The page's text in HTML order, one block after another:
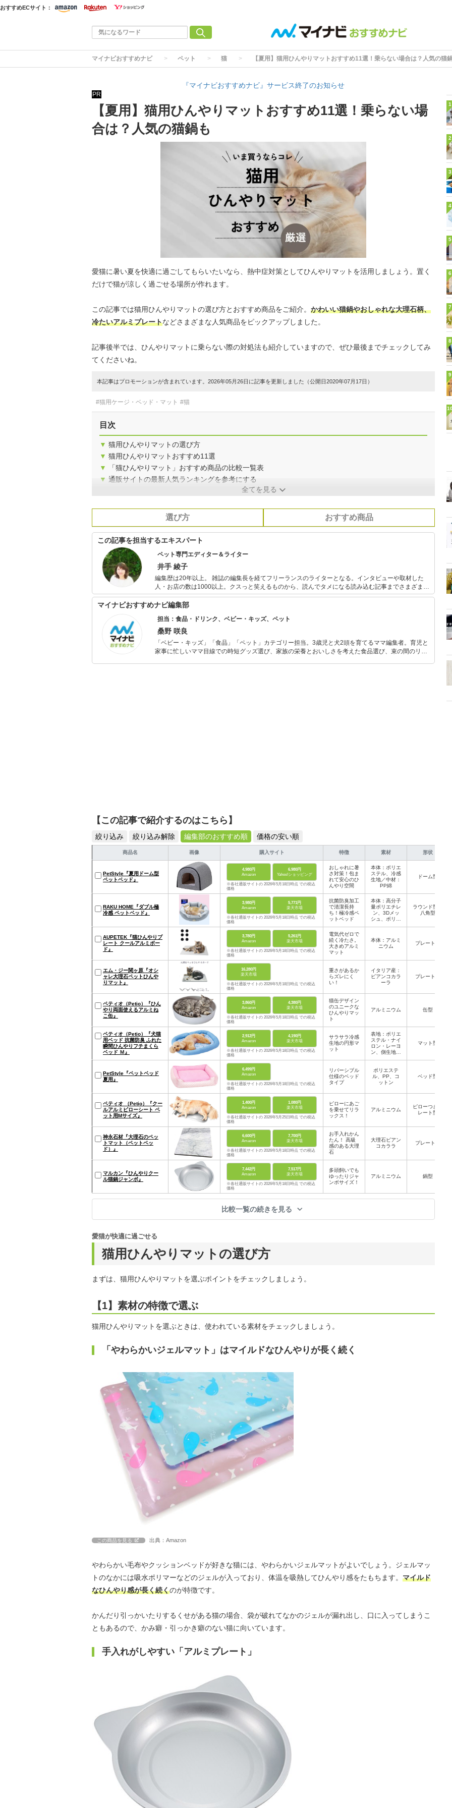
おすすめECサイト：
マイナビおすすめナビ ペット 猫 【夏用】猫用ひんやりマットおすすめ11選！乗らない場合は？人気の猫
『マイナビおすすめナビ』サービス終了のお知らせ
PR
【夏用】猫用ひんやりマットおすすめ11選！乗らない場
合は？人気の猫鍋も
愛猫に暑い夏を快適に過ごしてもらいたいなら、熱中症対策としてひんやりマットを活用しましょう。置く
だけで猫が涼しく過ごせる場所が作れます。
この記事では猫用ひんやりマットの選び方とおすすめ商品をご紹介。 かわいい猫鍋やおしゃれな大理石柄、
冷たいアルミプレートなどさまざまな人気商品をピックアップしました。
記事後半では、ひんやりマットに乗らない際の対処法も紹介していますので、ぜひ最後までチェックしてみ
てくださいね。
本記事はプロモーションが含まれています。2026年05月26日に記事を更新しました（公開日2020年07月17日）
#猫用ケージ・ベッド・マット #猫
目次
▼ 猫用ひんやりマットの選び方
▼ 猫用ひんやりマットおすすめ11選
▼
「猫ひんやりマット」おすすめ商品の比較一覧表
▼ 通販サイトの最新人気ランキングを参考にする
全てを見る
選び方 おすすめ商品
この記事を担当するエキスパート
ペット専門エディター＆ライター
井手 綾子
編集歴は20年以上。 雑誌の編集長を経てフリーランスのライターとなる。インタビューや取材した
人・お店の数は1000以上。クスっと笑えるものから、読んでタメになる読み込む記事までさまざまな
記事を執筆している。 中でも、医療ものや動物関係が得意。今までに買ったことのある動物は、犬、
猫、鳩、インコ、ジュウシマツ、キジ、リス、ウサギ、カメ、鶏、ウシガエル、金魚、カタツムリ、
マイナビおすすめナビ編集部
担当：食品・ドリンク、ベビー・キッズ、ペット
桑野 咲良
「ベビー・キッズ」「食品」「ペット」カテゴリー担当。3歳児と犬2頭を育てるママ編集者。育児と
家事に忙しいママ目線での時短グッズ選び、家族の栄養とおいしさを考えた食品選び、束の間のリラ
【この記事で紹介するのはこちら】
絞り込み 絞り込み解除 編集部のおすすめ順 価格の安い順
商品名 画像 購入サイト 特徴 素材 形状
PetStyle『夏用ドーム型
ペットベッド』
4,980円
Amazon
6,980円
Yahoo!ショッピング
※各社通販サイトの 2026年5月18日時点 での税込
価格
おしゃれに暑
さ対策！包ま
れて安心のひ
んやり空間
本体：ポリエ
ステル、冷感
生地／中材：
PP綿
ドーム型
RAKU HOME『ダブル極
冷感 ペットベッド』
3,980円
Amazon
5,771円
楽天市場
※各社通販サイトの 2026年5月18日時点 での税込
価格
抗菌防臭加工
で清潔長持
ち！極冷感ペ
ットベッド
本体：高分子
量ポリエチレ
ン、3Dメッ
シュ、ポリエ
JIN中わた
ラウンド型・
八角型
AUPETEK『猫ひんやりプ
レート クールアルミボー
ド』
3,780円
Amazon
5,261円
楽天市場
※各社通販サイトの 2026年5月18日時点 での税込
価格
電気代ゼロで
続く冷たさ。
大きめアルミ
マット
本体：アルミ
ニウム
プレート型
エム・ジー関ヶ原『オシ
ャレ大理石ペットひんや
りマット』
16,280円
楽天市場
※各社通販サイトの 2026年5月18日時点 での税込
価格
重さがあるか
らズレにく
い！
イタリア産：
ビアンコカラ
ーラ
プレート型
ペティオ（Petio）『ひん
やり両面使えるアルミね
こ缶』
3,860円
Amazon
4,380円
楽天市場
※各社通販サイトの 2026年5月18日時点 での税込
価格
猫缶デザイン
のユニークな
ひんやりマッ
ト
アルミニウム 缶型
ペティオ（Petio）『犬猫
用ベッド 抗菌防臭 ふれた
瞬間ひんやりフチまくら
ベッド Ｍ』
2,912円
Amazon
4,190円
楽天市場
※各社通販サイトの 2026年5月18日時点 での税込
価格
サラサラ冷感
生地の円形マ
ット
表地：ポリエ
ステル・ナイ
ロン・レーヨ
ン、側生地：
リエステル、
底面：ポリプ
ロピレン・塩
マット型
PetStyle『ペットベッド
夏用』
6,499円
Amazon
※各社通販サイトの 2026年5月18日時点 での税込
価格
リバーシブル
仕様のベッド
タイプ
ポリエステ
ル、PP、コ
ットン
ベッド型
ペティオ （Petio）『クー
ルアルミピローシート ペ
ット用Mサイズ』
1,400円
Amazon
1,080円
楽天市場
※各社通販サイトの 2026年5月25日時点 での税込
価格
ピローにあご
を乗せてリラ
ックス！
アルミニウム
ピローつきプ
レート型
神永石材『大理石のペッ
トマット（ペットベッ
ド）』
6,600円
Amazon
7,700円
楽天市場
※各社通販サイトの 2026年5月18日時点 での税込
価格
お手入れかん
たん！ 高級
感のある大理
石
大理石ビアン
コカララ
プレート型
マルカン『ひんやりクー
ル猫鍋ジャンボ』
7,442円
Amazon
7,517円
楽天市場
※各社通販サイトの 2026年5月18日時点 での税込
価格
多頭飼いでも
ゆったりジャ
ンボサイズ！
アルミニウム 鍋型
比較一覧の続きを見る
猫用ひんやりマットの選び方
愛猫が快適に過ごせる
まずは、猫用ひんやりマットを選ぶポイントをチェックしましょう。
【1】素材の特徴で選ぶ
猫用ひんやりマットを選ぶときは、使われている素材をチェックしましょう。
「やわらかいジェルマット」はマイルドなひんやりが長く続く
この商品を見る 出典：Amazon
やわらかい毛布やクッションベッドが好きな猫には、やわらかいジェルマットがよいでしょう。ジェルマッ
トのなかには吸水ポリマーなどのジェルが入っており、体温を吸熱してひんやり感をたもちます。 マイルド
なひんやり感が長く続くのが特徴です。
かんだり引っかいたりするくせがある猫の場合、袋が破れてなかのジェルが漏れ出し、口に入ってしまうこ
ともあるので、かみ癖・引っかき癖のない猫に向いています。
手入れがしやすい「アルミプレート」
1
2
3
4
5
6
7
8
9